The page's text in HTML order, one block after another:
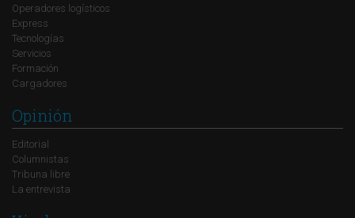
Operadores logísticos
Express
Tecnologías
Servicios
Formación
Cargadores
Opinión
Editorial
Columnistas
Tribuna libre
La entrevista